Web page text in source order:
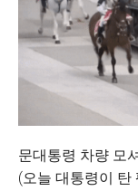
문대통령 차량 모
(오늘 대통령이 탄